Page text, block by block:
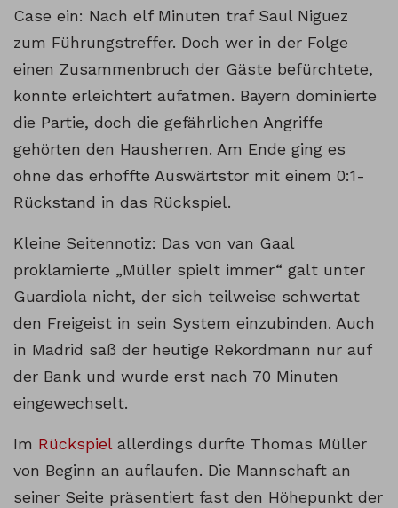
Case ein: Nach elf Minuten traf Saul Niguez
zum Führungstreffer. Doch wer in der Folge
einen Zusammenbruch der Gäste befürchtete,
konnte erleichtert aufatmen. Bayern dominierte
die Partie, doch die gefährlichen Angriffe
gehörten den Hausherren. Am Ende ging es
ohne das erhoffte Auswärtstor mit einem 0:1-
Rückstand in das Rückspiel.
Kleine Seitennotiz: Das von van Gaal
proklamierte „Müller spielt immer“ galt unter
Guardiola nicht, der sich teilweise schwertat
den Freigeist in sein System einzubinden. Auch
in Madrid saß der heutige Rekordmann nur auf
der Bank und wurde erst nach 70 Minuten
eingewechselt.
Im Rückspiel allerdings durfte Thomas Müller
von Beginn an auflaufen. Die Mannschaft an
seiner Seite präsentiert fast den Höhepunkt der